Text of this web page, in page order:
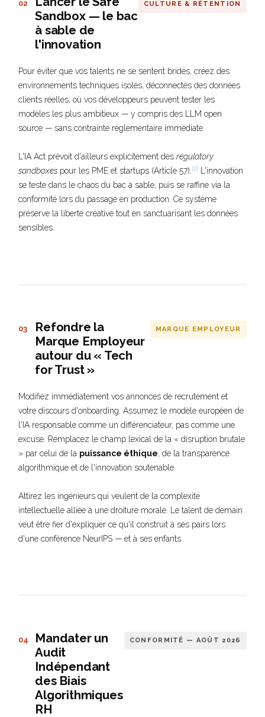
02
Sandbox — le bac
à sable de
l'innovation
CULTURE & RÉTENTION
Pour éviter que vos talents ne se sentent bridés, créez des
environnements techniques isolés, déconnectés des données
clients réelles, où vos développeurs peuvent tester les
modèles les plus ambitieux — y compris des LLM open
source — sans contrainte réglementaire immédiate.
L'IA Act prévoit d'ailleurs explicitement desregulatory
sandboxes pour les PME et startups (Article 57).[2] L'innovation
se teste dans le chaos du bac à sable, puis se raffine via la
conformité lors du passage en production. Ce système
préserve la liberté créative tout en sanctuarisant les données
sensibles.
03
Refondre la
Marque Employeur
autour du « Tech
for Trust »
MARQUE EMPLOYEUR
Modifiez immédiatement vos annonces de recrutement et
votre discours d'onboarding. Assumez le modèle européen de
l'IA responsable comme un différenciateur, pas comme une
excuse. Remplacez le champ lexical de la « disruption brutale
» par celui de la puissance éthique, de la transparence
algorithmique et de l'innovation soutenable.
Attirez les ingénieurs qui veulent de la complexité
intellectuelle alliée à une droiture morale. Le talent de demain
veut être fier d'expliquer ce qu'il construit à ses pairs lors
d'une conférence NeurIPS — et à ses enfants.
04
Mandater un
Audit
Indépendant
des Biais
Algorithmiques
RH
CONFORMITÉ — AOÛT 2026